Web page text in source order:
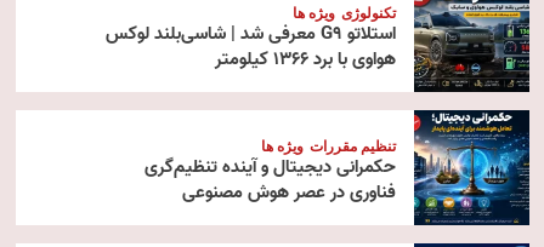
تکنولوژی ویژه ها
استلاتو G9 معرفی شد | شاسی‌بلند لوکس
هواوی با برد ۱۳۶۶ کیلومتر
تنظیم مقررات ویژه ها
حکمرانی دیجیتال و آینده تنظیم‌گری
فناوری در عصر هوش مصنوعی